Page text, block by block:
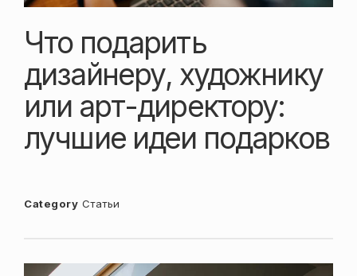
Что подарить
дизайнеру, художнику
или арт-директору:
лучшие идеи подарков
Category Статьи